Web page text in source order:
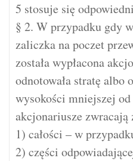
5 stosuje się
§ 2. W przypadku gdy
zaliczka na poczet
została wypłacona
odnotowała stratę albo
wysokości mniejszej
akcjonariusze
1) całości – w
2) części